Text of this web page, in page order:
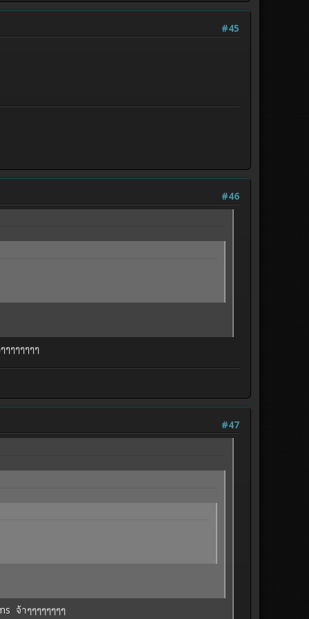
#45
#46
ๆๆๆๆๆๆ
#47
จ้าๆๆๆๆๆๆๆๆ